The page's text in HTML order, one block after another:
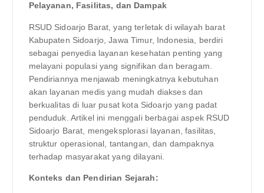
Pelayanan, Fasilitas, dan Dampak
RSUD Sidoarjo Barat, yang terletak di wilayah barat
Kabupaten Sidoarjo, Jawa Timur, Indonesia, berdiri
sebagai penyedia layanan kesehatan penting yang
melayani populasi yang signifikan dan beragam.
Pendiriannya menjawab meningkatnya kebutuhan
akan layanan medis yang mudah diakses dan
berkualitas di luar pusat kota Sidoarjo yang padat
penduduk. Artikel ini menggali berbagai aspek RSUD
Sidoarjo Barat, mengeksplorasi layanan, fasilitas,
struktur operasional, tantangan, dan dampaknya
terhadap masyarakat yang dilayani.
Konteks dan Pendirian Sejarah: